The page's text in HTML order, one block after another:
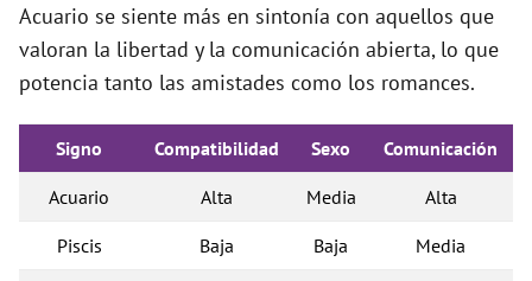
Acuario se siente más en sintonía con aquellos que
valoran la libertad y la comunicación abierta, lo que
potencia tanto las amistades como los romances.
Signo Compatibilidad Sexo Comunicación
Acuario Alta Media Alta
Piscis Baja Baja Media